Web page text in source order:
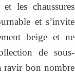
les chaussures
et s’invite
beige et ne
de sous-
ravir bon nombre